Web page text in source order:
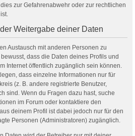
zur Gefahrenabwehr oder zur rechtlichen
Weitergabe deiner Daten
Austausch mit anderen Personen zu
dass die Daten deines Profils und
Internet öffentlich zugänglich sein können.
dass einzelne Informationen nur für
(z. B. andere registrierte Benutzer,
sind. Wenn du Fragen dazu hast, suche
im Forum oder kontaktiere den
deinem Profil ist dabei jedoch nur für den
Personen (Administratoren) zugänglich.